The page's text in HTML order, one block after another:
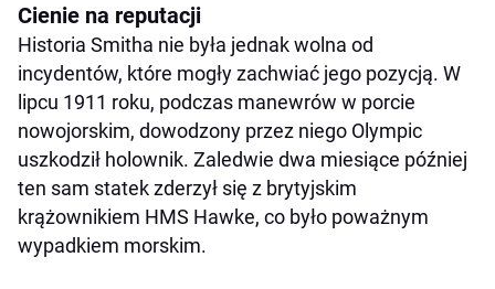
Cienie na reputacji
Historia Smitha nie była jednak wolna od
incydentów, które mogły zachwiać jego pozycją. W
lipcu 1911 roku, podczas manewrów w porcie
nowojorskim, dowodzony przez niego Olympic
uszkodził holownik. Zaledwie dwa miesiące później
ten sam statek zderzył się z brytyjskim
krążownikiem HMS Hawke, co było poważnym
wypadkiem morskim.